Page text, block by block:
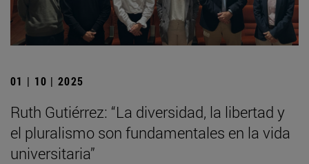
01 | 10 | 2025
Ruth Gutiérrez: “La diversidad, la libertad y
el pluralismo son fundamentales en la vida
universitaria”